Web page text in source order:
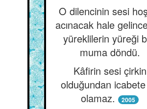
O dilencinin sesi
acınacak hale
yüreklilerin yüreği
muma döndü.
Kâfirin sesi çirkin
olduğundan
olamaz.
2005